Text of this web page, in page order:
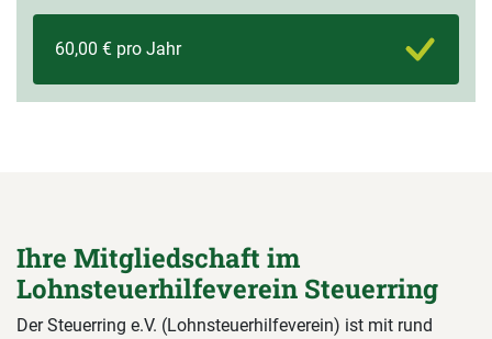
60,00 € pro Jahr
Ihre Mitgliedschaft im
Lohnsteuerhilfeverein Steuerring
Der Steuerring e.V. (Lohnsteuerhilfeverein) ist mit rund